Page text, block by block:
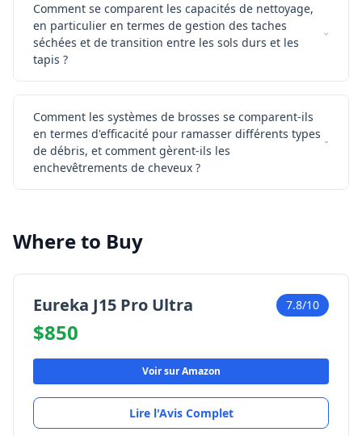
Comment se comparent les capacités de nettoyage,
en particulier en termes de gestion des taches
séchées et de transition entre les sols durs et les
tapis ?
Comment les systèmes de brosses se comparent-ils
en termes d'efficacité pour ramasser différents types
de débris, et comment gèrent-ils les
enchevêtrements de cheveux ?
Where to Buy
Eureka J15 Pro Ultra
$850
7.8/10
Voir sur Amazon
Lire l'Avis Complet